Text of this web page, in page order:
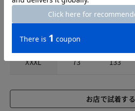
73 123
XXL 73
XXXL 73 133
お店で試着する